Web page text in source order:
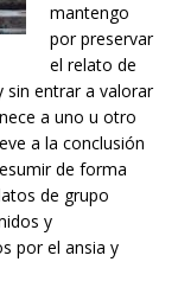
mantengo
por preservar
el relato de
entrar a valorar
a uno u otro
a la conclusión
de forma
de grupo
y
por el ansia y